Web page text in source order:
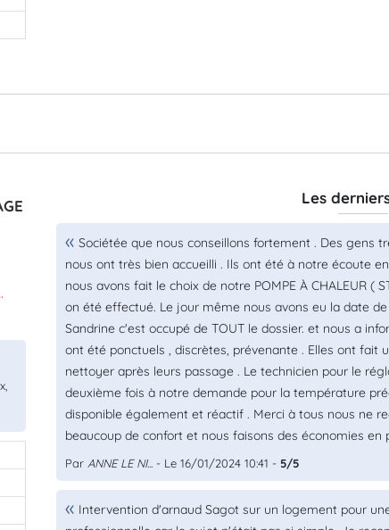
Les
Sociétée que nous conseillons fortement . Des gens
nous ont très bien accueilli . Ils ont été à notre écoute
nous avons fait le choix de notre POMPE À CHALEUR (
on été effectué. Le jour même nous avons eu la date
Sandrine c'est occupé de TOUT le dossier. et nous a
ont été ponctuels , discrètes, prévenante . Elles ont fait
nettoyer après leurs passage . Le technicien pour le
deuxième fois à notre demande pour la température
disponible également et réactif . Merci à tous nous ne
beaucoup de confort et nous faisons des économies en
Par ANNE LE NI... - Le 16/01/2024 10:41 - 5/5
Intervention d'arnaud Sagot sur un logement pour